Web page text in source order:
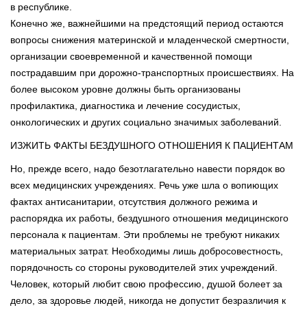
в республике.
Конечно же, важнейшими на предстоящий период остаются
вопросы снижения материнской и младенческой смертности,
организации своевременной и качественной помощи
пострадавшим при дорожно-транспортных происшествиях. На
более высоком уровне должны быть организованы
профилактика, диагностика и лечение сосудистых,
онкологических и других социально значимых заболеваний.
ИЗЖИТЬ ФАКТЫ БЕЗДУШНОГО ОТНОШЕНИЯ К ПАЦИЕНТАМ
Но, прежде всего, надо безотлагательно навести порядок во
всех медицинских учреждениях. Речь уже шла о вопиющих
фактах антисанитарии, отсутствия должного режима и
распорядка их работы, бездушного отношения медицинского
персонала к пациентам. Эти проблемы не требуют никаких
материальных затрат. Необходимы лишь добросовестность,
порядочность со стороны руководителей этих учреждений.
Человек, который любит свою профессию, душой болеет за
дело, за здоровье людей, никогда не допустит безразличия к